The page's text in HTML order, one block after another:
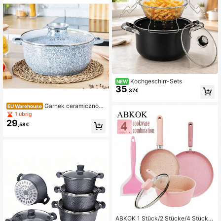
EU Warehouse Garnek ceramiczno-
marmurowy nieprzywierająca powł
oka o dużej twardości oraz grube in
dukcyjne dno
1 übrig
29 ,58€
NEW Kochgeschirr-Sets
35 ,37€
ABKOK 1 Stück/2 Stücke/4 Stücke